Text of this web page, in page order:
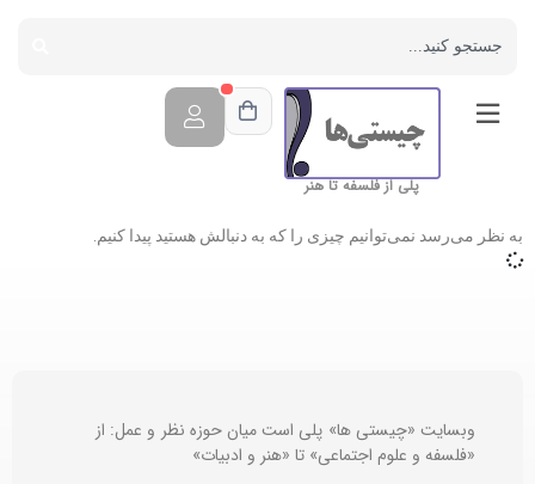
پلی از فلسفه تا هنر
به نظر می‌رسد نمی‌توانیم چیزی را که به دنبالش هستید پیدا کنیم.
وبسایت «چیستی ها» پلی است میان حوزه نظر و عمل: از
«فلسفه و علوم اجتماعی» تا «هنر و ادبیات»